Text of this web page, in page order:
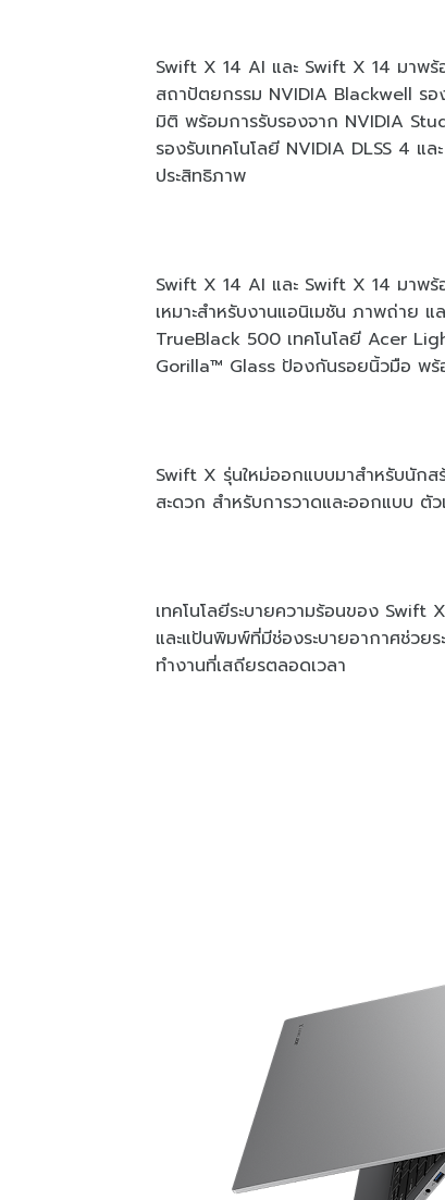
Swift X 14 AI และ Swift X 14 มาพ
สถาปัตยกรรม NVIDIA Blackwell รอ
มิติ พร้อมการรับรองจาก NVIDIA
รองรับเทคโนโลยี NVIDIA DLSS 4
ประสิทธิภาพ
Swift X 14 AI และ Swift X 14 มาพ
เหมาะสำหรับงานแอนิเมชัน ภาพถ่าย แ
TrueBlack 500 เทคโนโลยี Acer
Gorilla™ Glass ป้องกันรอยนิ้วมือ พร้
Swift X รุ่นใหม่ออกแบบมาสำหรับนัก
สะดวก สำหรับการวาดและออกแบบ ตั
เทคโนโลยีระบายความร้อนของ
และแป้นพิมพ์ที่มีช่องระบายอากาศช่วย
ทำงานที่เสถียรตลอดเวลา